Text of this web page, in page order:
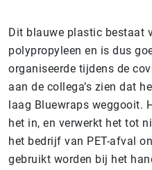
Dit blauwe plastic bestaat
polypropyleen en is dus
organiseerde tijdens de
aan de collega’s zien dat
laag Bluewraps weggooit.
het in, en verwerkt het tot
het bedrijf van PET-afval
gebruikt worden bij het